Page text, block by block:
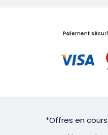
*Offres en cours